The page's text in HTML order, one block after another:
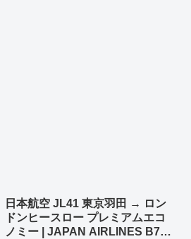
日本航空 JL41 東京羽田 → ロン
ドンヒースロー プレミアムエコ
ノミー | JAPAN AIRLINES B787